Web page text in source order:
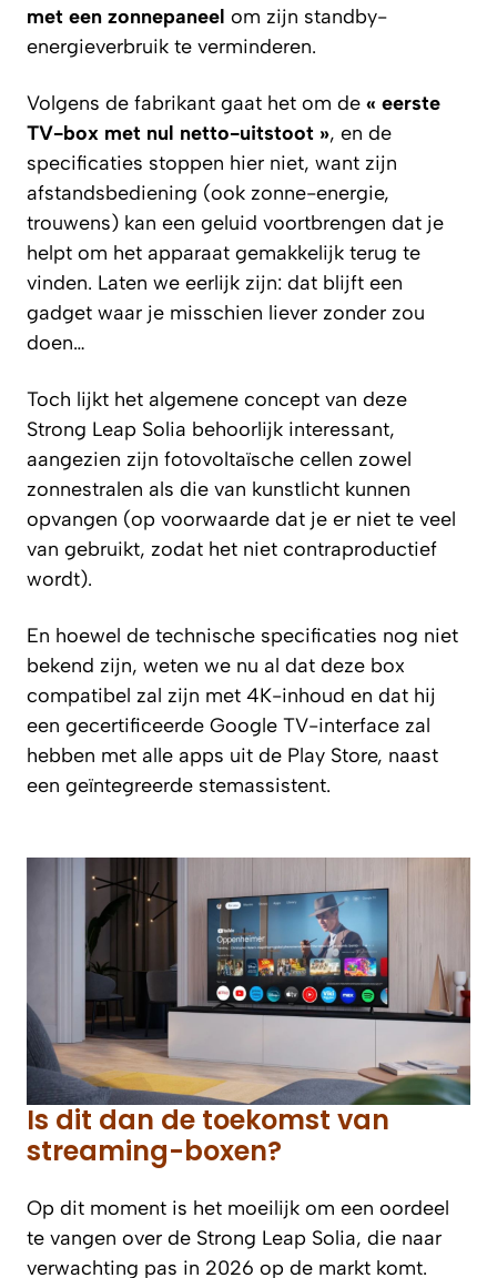
met een zonnepaneel om zijn standby-
energieverbruik te verminderen.
Volgens de fabrikant gaat het om de « eerste
TV-box met nul netto-uitstoot », en de
specificaties stoppen hier niet, want zijn
afstandsbediening (ook zonne-energie,
trouwens) kan een geluid voortbrengen dat je
helpt om het apparaat gemakkelijk terug te
vinden. Laten we eerlijk zijn: dat blijft een
gadget waar je misschien liever zonder zou
doen…
Toch lijkt het algemene concept van deze
Strong Leap Solia behoorlijk interessant,
aangezien zijn fotovoltaïsche cellen zowel
zonnestralen als die van kunstlicht kunnen
opvangen (op voorwaarde dat je er niet te veel
van gebruikt, zodat het niet contraproductief
wordt).
En hoewel de technische specificaties nog niet
bekend zijn, weten we nu al dat deze box
compatibel zal zijn met 4K-inhoud en dat hij
een gecertificeerde Google TV-interface zal
hebben met alle apps uit de Play Store, naast
een geïntegreerde stemassistent.
Is dit dan de toekomst van
streaming-boxen?
Op dit moment is het moeilijk om een oordeel
te vangen over de Strong Leap Solia, die naar
verwachting pas in 2026 op de markt komt.